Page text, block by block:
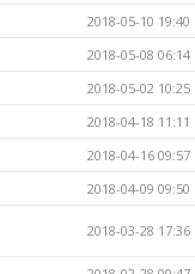
2018-05-10 19:40
2018-05-08 06:14
2018-05-02 10:25
2018-04-18 11:11
2018-04-16 09:57
2018-04-09 09:50
2018-03-28 17:36